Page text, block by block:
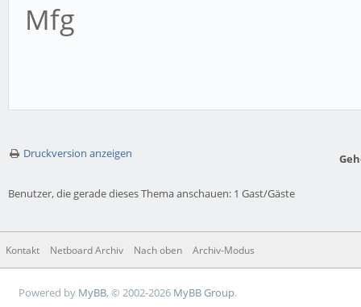
Mfg
Druckversion anzeigen
Benutzer, die gerade dieses Thema anschauen: 1 Gast/Gäste
Kontakt Netboard Archiv Nach oben Archiv-Modus
Powered by MyBB, © 2002-2026 MyBB Group.